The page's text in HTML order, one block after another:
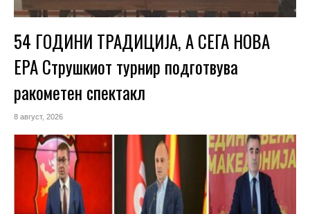
54 ГОДИНИ ТРАДИЦИЈА, А СЕГА НОВА
ЕРА Струшкиот турнир подготвува
ракометен спектакл
8 август, 2026